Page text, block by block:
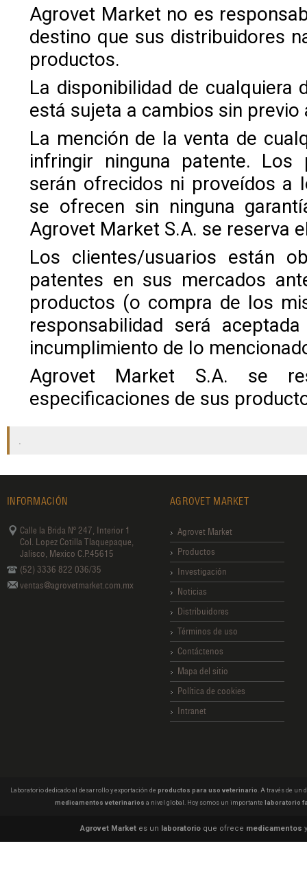
Agrovet Market no es
destino que sus distribuidores
productos.
La disponibilidad de cualquiera
está sujeta a cambios sin previo
La mención de la venta de
infringir ninguna patente.
serán ofrecidos ni proveídos a
se ofrecen sin ninguna
Agrovet Market S.A. se reserva
Los clientes/usuarios están
patentes en sus mercados
productos (o compra de los
responsabilidad será
incumplimiento de lo
Agrovet Market S.A. se
especificaciones de sus
.
INFORMACIÓN
Calle la Brida Nº 247, Interior 1
Col. Lopez Cotilla Tlaquepaque,
Jalisco, Mexico C.P.45615
(52) 3336 822 036/35
ventas@agrovetmarket.com.mx
AGROVET MARKET
Agrovet Market
Productos
Investigación
Noticias
Distribuidores
Términos de uso
Contáctenos
Mapa del sitio
Política de cookies
Intranet
Laboratorio dedicado al desarrollo y exportación de productos para uso veterinario . A través de un
medicamentos veterinarios a nivel global. Hoy somos un importante laboratorio
Agrovet Market es un laboratorio que ofrece medicamentos